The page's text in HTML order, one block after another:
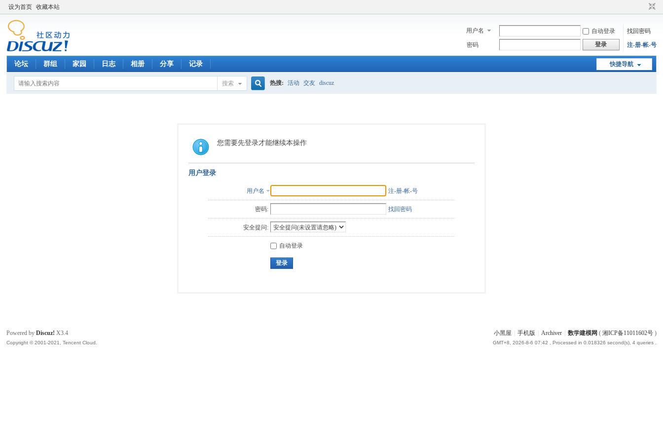
设为首页 收藏本站
用户名 自动登录
找回密码
密码
登录 注-册-帐-号
快捷导航
论坛 群组 家园 日志 相册 分享 记录
搜索
索
热搜: 活动 交友 discuz
您需要先登录才能继续本操作
用户登录
用户名 注-册-帐-号
密码: 找回密码
安全提问:
自动登录
登录
小黑屋 手机版 Archiver 数学建模网 ( 湘ICP备11011602号)
GMT+8, 2026-8-6 07:42 , Processed in 0.018326 second(s), 4 queries .
Powered byDiscuz! X3.4
Copyright © 2001-2021, Tencent Cloud.